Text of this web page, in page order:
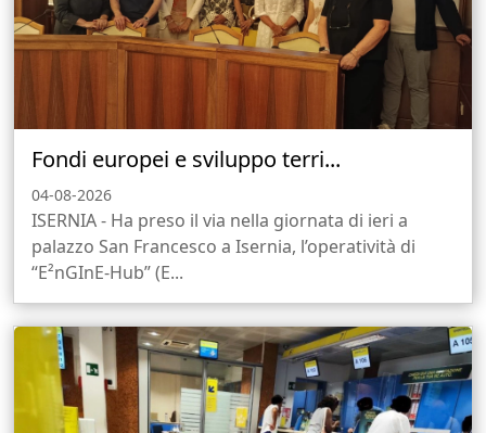
Fondi europei e sviluppo terri...
04-08-2026
ISERNIA - Ha preso il via nella giornata di ieri a
palazzo San Francesco a Isernia, l’operatività di
“E²nGInE-Hub” (E...